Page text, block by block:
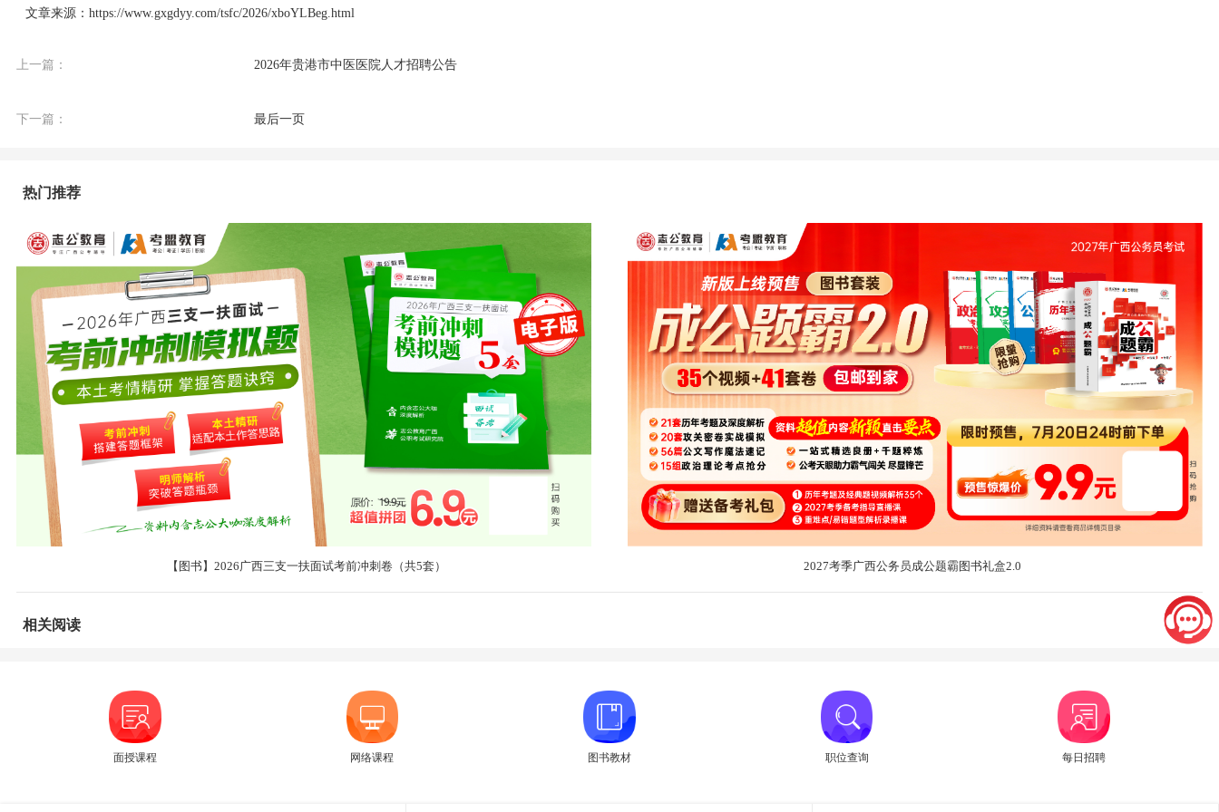
文章来源：https://www.gxgdyy.com/tsfc/2026/xboYLBeg.html
上一篇： 2026年贵港市中医医院人才招聘公告
下一篇： 最后一页
热门推荐
【图书】2026广西三支一扶面试考前冲刺卷（共5套） 2027考季广西公务员成公题霸图书礼盒2.0
相关阅读
面授课程 网络课程 图书教材 职位查询 每日招聘